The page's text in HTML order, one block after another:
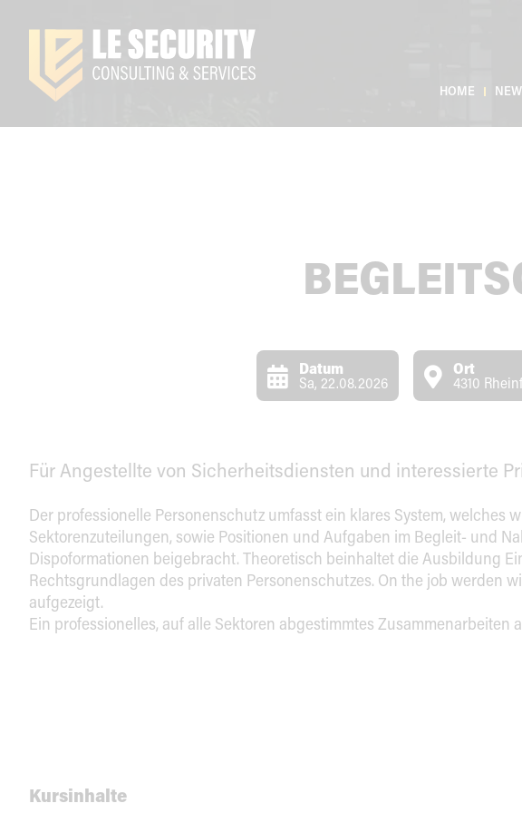
HOME
Datum
Sa, 22.08.2026
Ort
4310
Für Angestellte von Sicherheitsdiensten und interessierte
Der professionelle Personenschutz umfasst ein klares System,
Sektorenzuteilungen, sowie Positionen und Aufgaben im Begleit- und
Dispoformationen beigebracht. Theoretisch beinhaltet die Ausbildung
Rechtsgrundlagen des privaten Personenschutzes. On the job werden
aufgezeigt.
Ein professionelles, auf alle Sektoren abgestimmtes
Kursinhalte